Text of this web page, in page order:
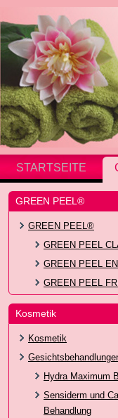
STARTSEITE
GREEN PEEL®
GREEN PEEL®
GREEN PEEL
GREEN PEEL
GREEN PEEL
Kosmetik
Kosmetik
Hydra Maximum
Sensiderm und
Behandlung